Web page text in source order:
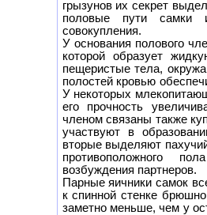
грызунов их секрет
половые пути самки
совокупления.
У основания полового
которой образует
пещеристые тела,
полостей кровью
У некоторых
его прочность
членом связаны также
участвуют в
вторые выделяют
противоположного
возбуждения партнеров.
Парные яичники самок
к спинной стенке
заметно меньше, чем у